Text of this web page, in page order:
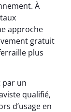
À
approche
gratuit
plus
par un
qualifié,
d’usage en